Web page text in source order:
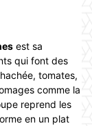
est sa
qui font des
tomates,
comme la
reprend les
en un plat